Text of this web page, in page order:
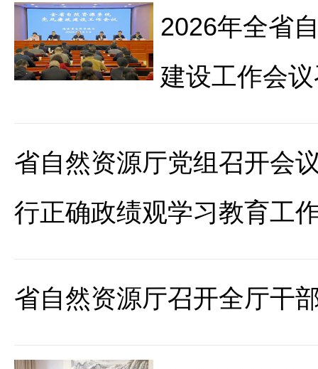
2026年全省
建设工作会
省自然资源厅党组召开会
行正确政绩观学习教育工
省自然资源厅召开全厅干